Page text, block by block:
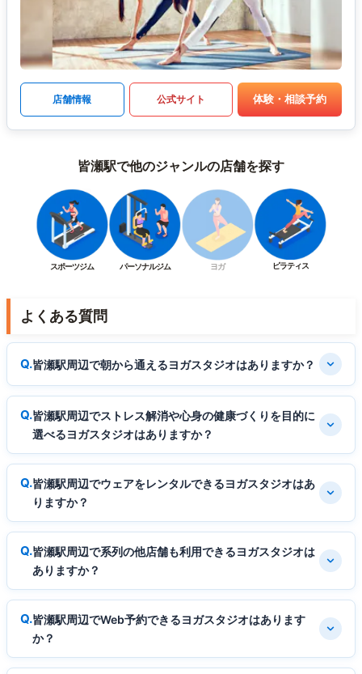
店舗情報 公式サイト 体験・相談予約
皆瀬駅で他のジャンルの店舗を探す
スポーツジム パーソナルジム ヨガ ピラティス
よくある質問
皆瀬駅周辺で朝から通えるヨガスタジオはありますか？
皆瀬駅周辺でストレス解消や心身の健康づくりを目的に
選べるヨガスタジオはありますか？
皆瀬駅周辺でウェアをレンタルできるヨガスタジオはあ
りますか？
皆瀬駅周辺で系列の他店舗も利用できるヨガスタジオは
ありますか？
皆瀬駅周辺でWeb予約できるヨガスタジオはあります
か？